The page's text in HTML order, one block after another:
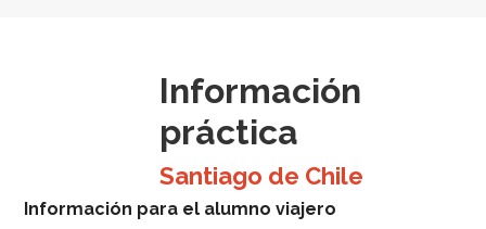
Información
práctica
Santiago de Chile
Información para el alumno viajero